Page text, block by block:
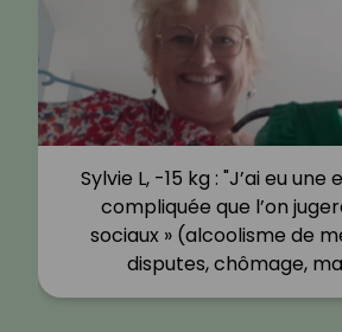
Sylvie L, -15 kg : "J’ai eu
compliquée que l’on
sociaux » (alcoolisme de
disputes, chômage,